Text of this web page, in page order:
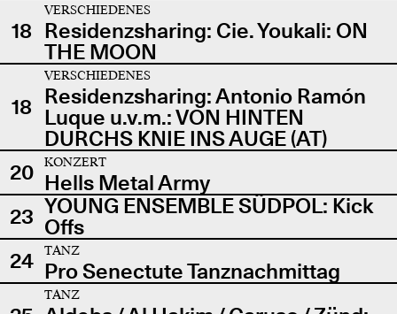
18
VERSCHIEDENES
Residenzsharing: Cie. Youkali: ON
THE MOON
18
VERSCHIEDENES
Residenzsharing: Antonio Ramón
Luque u.v.m.: VON HINTEN
DURCHS KNIE INS AUGE (AT)
20
KONZERT
Hells Metal Army
23 YOUNG ENSEMBLE SÜDPOL: Kick
Offs
24
TANZ
Pro Senectute Tanznachmittag
TANZ